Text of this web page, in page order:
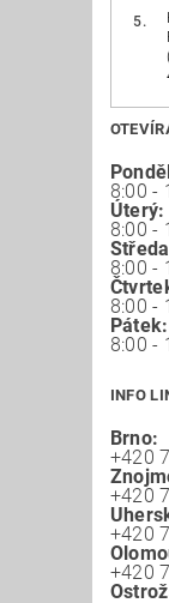
8:00 -
Úterý:
8:00 -
8:00 -
8:00 -
Pátek:
8:00 -
INFO
Brno:
+420
+420
+420
+420